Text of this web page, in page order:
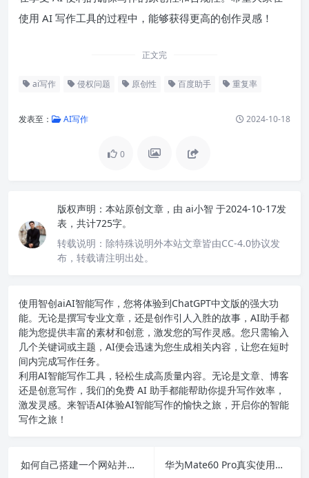
使用 AI 写作工具的过程中，能够获得更高的创作灵感！
正文完
ai写作 侵权问题 原创性 百度助手 重复率
发表至： AI写作 2024-10-18
0
版权声明： 本站原创文章，由 ai小智 于2024-10-17发
表，共计725字。
转载说明： 除特殊说明外本站文章皆由CC-4.0协议发
布，转载请注明出处。
使用智创aiAI智能写作 ，您将体验到ChatGPT中文版的强大功
能。无论是撰写专业文章，还是创作引人入胜的故事，AI助手都
能为您提供丰富的素材和创意，激发您的写作灵感。您只需输入
几个关键词或主题，AI便会迅速为您生成相关内容，让您在短时
间内完成写作任务。
利用AI智能写作工具，轻松生成高质量内容。无论是文章、博客
还是创意写作，我们的免费 AI 助手都能帮助你提升写作效率，
激发灵感。来智语AI体验AI智能写作的愉快之旅，开启你的智能
写作之旅！
如何自己搭建一个网站并解决ChatGPT无法登录的各种问题？
华为Mate60 Pro真实使用体验分享，揭示黑科技新功能与用户感受！